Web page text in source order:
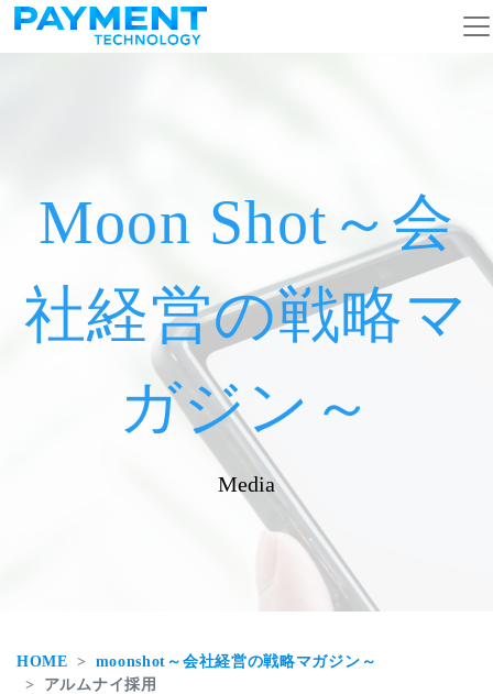
コンテンツへスキップ
メインナビゲーション
Moon Shot～会
社経営の戦略マ
ガジン～
Media
HOME
moonshot～会社経営の戦略マガジン～
アルムナイ採用